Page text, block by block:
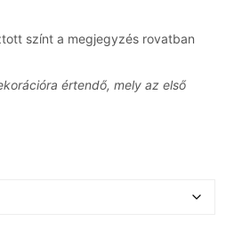
színt a megjegyzés rovatban
értendő, mely az első